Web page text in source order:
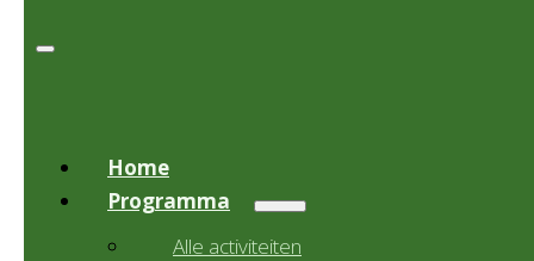
Home
Programma
Alle activiteiten